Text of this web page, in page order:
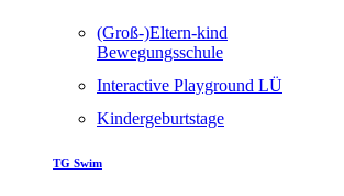
(Groß-)Eltern-kind
Bewegungsschule
Interactive Playground LÜ
Kindergeburtstage
TG Swim